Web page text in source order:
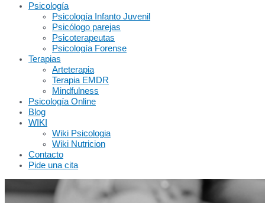
Psicología
Psicología Infanto Juvenil
Psicólogo parejas
Psicoterapeutas
Psicología Forense
Terapias
Arteterapia
Terapia EMDR
Mindfulness
Psicología Online
Blog
WIKI
Wiki Psicologia
Wiki Nutricion
Contacto
Pide una cita